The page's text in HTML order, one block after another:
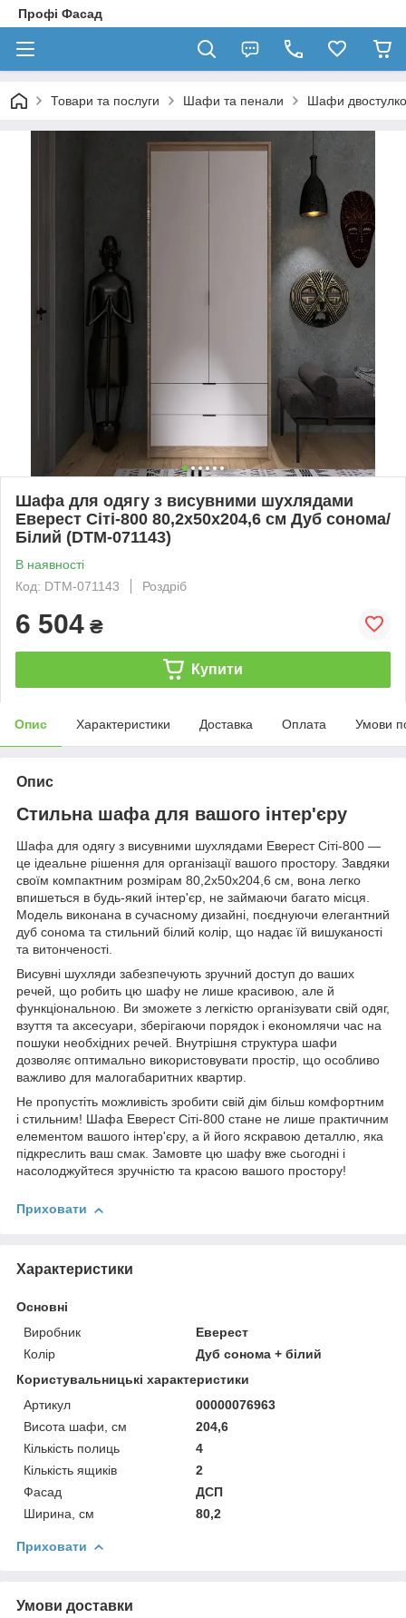
Профі Фасад
Товари та послуги Шафи та пенали Шафи
Шафа для одягу з висувними шухлядами
Еверест Сіті-800 80,2х50х204,6 см Дуб сонома/
Білий (DTM-071143)
В наявності
Код: DTM-071143
Роздріб
6 504 ₴
Купити
Опис Характеристики Доставка Оплата Умови
Опис
Стильна шафа для вашого інтер'єру
Шафа для одягу з висувними шухлядами Еверест Сіті-800 —
це ідеальне рішення для організації вашого простору. Завдяки
своїм компактним розмірам 80,2х50х204,6 см, вона легко
впишеться в будь-який інтер'єр, не займаючи багато місця.
Модель виконана в сучасному дизайні, поєднуючи елегантний
дуб сонома та стильний білий колір, що надає їй вишуканості
та витонченості.
Висувні шухляди забезпечують зручний доступ до ваших
речей, що робить цю шафу не лише красивою, але й
функціональною. Ви зможете з легкістю організувати свій одяг,
взуття та аксесуари, зберігаючи порядок і економлячи час на
пошуки необхідних речей. Внутрішня структура шафи
дозволяє оптимально використовувати простір, що особливо
важливо для малогабаритних квартир.
Не пропустіть можливість зробити свій дім більш комфортним
і стильним! Шафа Еверест Сіті-800 стане не лише практичним
елементом вашого інтер'єру, а й його яскравою деталлю, яка
підкреслить ваш смак. Замовте цю шафу вже сьогодні і
насолоджуйтеся зручністю та красою вашого простору!
Приховати
Характеристики
Основні
Виробник
Еверест
Колір
Дуб сонома + білий
Користувальницькі характеристики
Артикул
00000076963
Висота шафи, см
204,6
Кількість полиць
4
Кількість ящиків
2
Фасад
ДСП
Ширина, см
80,2
Приховати
Умови доставки